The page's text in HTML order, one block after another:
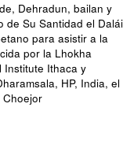
Dehradun, bailan y
de Su Santidad el Dalái
para asistir a la
por la Lhokha
Institute Ithaca y
HP, India, el
Choejor